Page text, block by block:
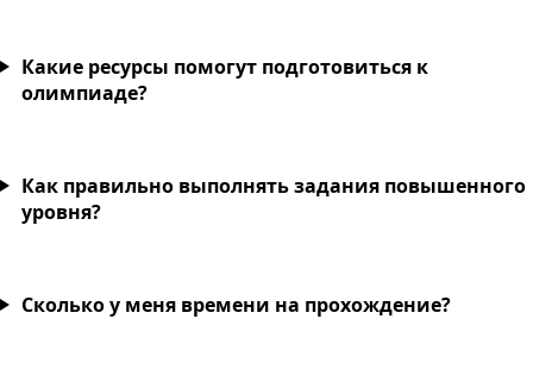
Какие ресурсы помогут подготовиться к
олимпиаде?
Как правильно выполнять задания повышенного
уровня?
Сколько у меня времени на прохождение?